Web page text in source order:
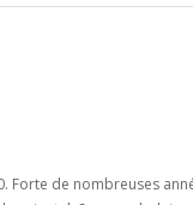
Forte de nombreuses